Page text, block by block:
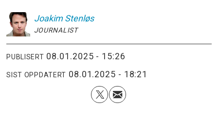
Joakim Stenløs
JOURNALIST
PUBLISERT 08.01.2025 - 15:26
SIST OPPDATERT 08.01.2025 - 18:21